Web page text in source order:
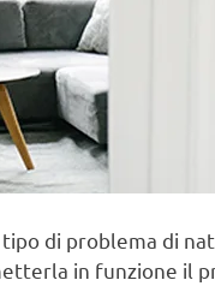
di problema di
in funzione il